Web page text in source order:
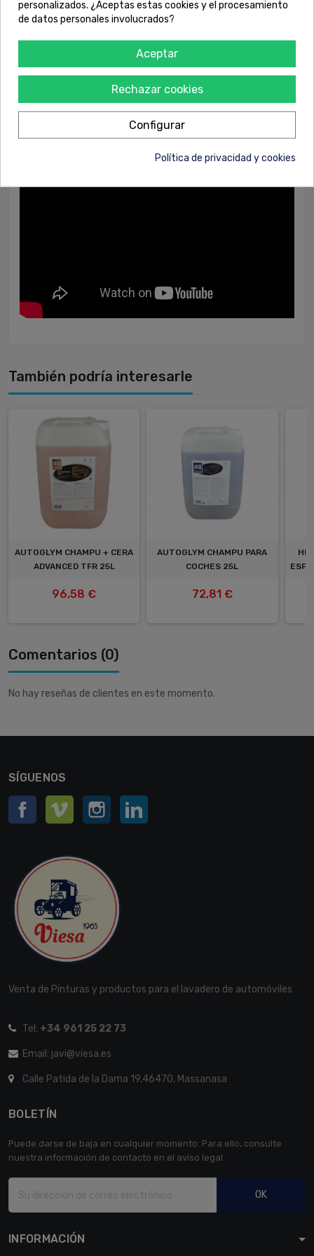
• Para utilizar como eliminador de polímeros, diluir 1:4 y aplicar
generosamente con un pulverizador de baja presión. Dejar actuar
durante 5 minutos y aclarar con agua a presión, preferiblemente
• No utilizar en material aterciopelado, ante o cuero. No permitir que
se seque en cristales o pinuta.
También podría interesarle
AUTOGLYM CHAMPU + CERA
ADVANCED TFR 25L
96,58 €
AUTOGLYM CHAMPU PARA
COCHES 25L
72,81 €
Comentarios (0)
No hay reseñas de clientes en este momento.
SÍGUENOS
Facebook Vimeo Instagram
Venta de Pinturas y productos para el lavadero de automóviles
Tel: +34 961 25 22 73
Email: javi@viesa.es
Calle Patida de la Dama 19,46470, Massanasa
BOLETÍN
Puede darse de baja en cualquier momento. Para ello, consulte
nuestra información de contacto en el aviso legal.
OK
INFORMACIÓN
personalizados. ¿Aceptas estas cookies y el procesamiento
de datos personales involucrados?
Aceptar
Rechazar cookies
Configurar
Política de privacidad y cookies